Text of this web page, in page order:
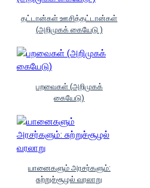
தட்டான்கள் ஊசித்தட்டான்கள்
(அறிமுகக் கையேடு )
பறவைகள் (அறிமுகக்
கையேடு)
யானைகளும் அரசர்களும்:
சுற்றுச்சூழல் வரலாறு